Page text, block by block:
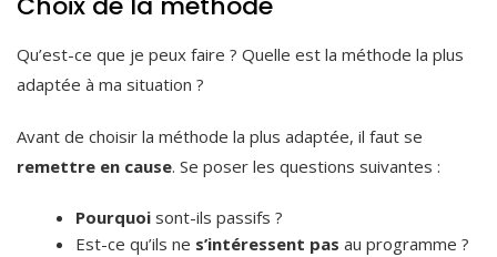
Qu’est-ce que je peux faire ? Quelle est la méthode la plus
adaptée à ma situation ?
Avant de choisir la méthode la plus adaptée, il faut se
remettre en cause. Se poser les questions suivantes :
Pourquoi sont-ils passifs ?
Est-ce qu’ils ne s’intéressent pas au programme ?